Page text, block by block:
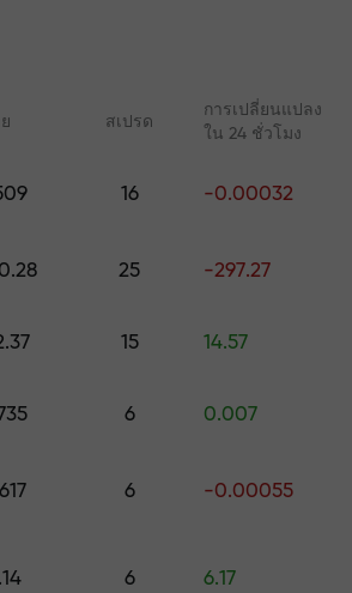
หลวง
ตัวของคุ
— เรารับ
ตัวคูณที่ใ
สเปรด
การเปลี่ยนแปลง
ใน 24 ชั่วโมง
16 -0.00032
25 -297.27
15 14.57
6 0.007
6 -0.00055
6 6.17
รับทุก
Forex, คริปโต และฟิว